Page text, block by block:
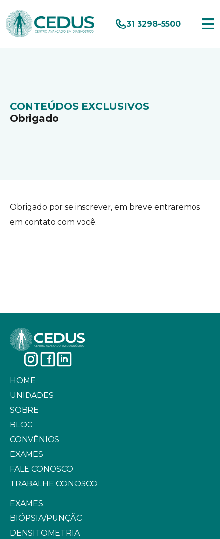
31 3298-5500
CONTEÚDOS EXCLUSIVOS
Obrigado
Obrigado por se inscrever, em breve entraremos
em contato com você.
HOME
UNIDADES
SOBRE
BLOG
CONVÊNIOS
EXAMES
FALE CONOSCO
TRABALHE CONOSCO
EXAMES:
BIÓPSIA/PUNÇÃO
DENSITOMETRIA